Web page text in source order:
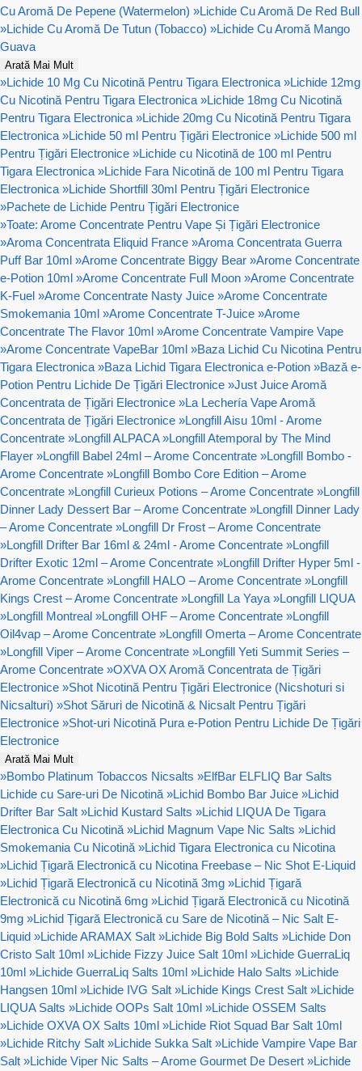
Cu Aromă De Pepene (Watermelon) »Lichide Cu Aromă De Red Bull
»Lichide Cu Aromă De Tutun (Tobacco) »Lichide Cu Aromă Mango
Guava
Arată Mai Mult
»Lichide 10 Mg Cu Nicotină Pentru Tigara Electronica »Lichide 12mg
Cu Nicotină Pentru Tigara Electronica »Lichide 18mg Cu Nicotină
Pentru Tigara Electronica »Lichide 20mg Cu Nicotină Pentru Tigara
Electronica »Lichide 50 ml Pentru Țigări Electronice »Lichide 500 ml
Pentru Țigări Electronice »Lichide cu Nicotină de 100 ml Pentru
Tigara Electronica »Lichide Fara Nicotină de 100 ml Pentru Tigara
Electronica »Lichide Shortfill 30ml Pentru Țigări Electronice
»Pachete de Lichide Pentru Țigări Electronice
»Toate: Arome Concentrate Pentru Vape Și Țigări Electronice
»Aroma Concentrata Eliquid France »Aroma Concentrata Guerra
Puff Bar 10ml »Arome Concentrate Biggy Bear »Arome Concentrate
e-Potion 10ml »Arome Concentrate Full Moon »Arome Concentrate
K-Fuel »Arome Concentrate Nasty Juice »Arome Concentrate
Smokemania 10ml »Arome Concentrate T-Juice »Arome
Concentrate The Flavor 10ml »Arome Concentrate Vampire Vape
»Arome Concentrate VapeBar 10ml »Baza Lichid Cu Nicotina Pentru
Tigara Electronica »Baza Lichid Tigara Electronica e-Potion »Bază e-
Potion Pentru Lichide De Țigări Electronice »Just Juice Aromă
Concentrata de Țigări Electronice »La Lechería Vape Aromă
Concentrata de Țigări Electronice »Longfill Aisu 10ml - Arome
Concentrate »Longfill ALPACA »Longfill Atemporal by The Mind
Flayer »Longfill Babel 24ml – Arome Concentrate »Longfill Bombo -
Arome Concentrate »Longfill Bombo Core Edition – Arome
Concentrate »Longfill Curieux Potions – Arome Concentrate »Longfill
Dinner Lady Dessert Bar – Arome Concentrate »Longfill Dinner Lady
– Arome Concentrate »Longfill Dr Frost – Arome Concentrate
»Longfill Drifter Bar 16ml & 24ml - Arome Concentrate »Longfill
Drifter Exotic 12ml – Arome Concentrate »Longfill Drifter Hyper 5ml -
Arome Concentrate »Longfill HALO – Arome Concentrate »Longfill
Kings Crest – Arome Concentrate »Longfill La Yaya »Longfill LIQUA
»Longfill Montreal »Longfill OHF – Arome Concentrate »Longfill
Oil4vap – Arome Concentrate »Longfill Omerta – Arome Concentrate
»Longfill Viper – Arome Concentrate »Longfill Yeti Summit Series –
Arome Concentrate »OXVA OX Aromă Concentrata de Țigări
Electronice »Shot Nicotină Pentru Țigări Electronice (Nicshoturi si
Nicsalturi) »Shot Săruri de Nicotină & Nicsalt Pentru Țigări
Electronice »Shot-uri Nicotină Pura e-Potion Pentru Lichide De Țigări
Electronice
Arată Mai Mult
»Bombo Platinum Tobaccos Nicsalts »ElfBar ELFLIQ Bar Salts
Lichide cu Sare-uri De Nicotină »Lichid Bombo Bar Juice »Lichid
Drifter Bar Salt »Lichid Kustard Salts »Lichid LIQUA De Tigara
Electronica Cu Nicotină »Lichid Magnum Vape Nic Salts »Lichid
Smokemania Cu Nicotină »Lichid Tigara Electronica cu Nicotina
»Lichid Țigară Electronică cu Nicotina Freebase – Nic Shot E-Liquid
»Lichid Țigară Electronică cu Nicotină 3mg »Lichid Țigară
Electronică cu Nicotină 6mg »Lichid Țigară Electronică cu Nicotină
9mg »Lichid Țigară Electronică cu Sare de Nicotină – Nic Salt E-
Liquid »Lichide ARAMAX Salt »Lichide Big Bold Salts »Lichide Don
Cristo Salt 10ml »Lichide Fizzy Juice Salt 10ml »Lichide GuerraLiq
10ml »Lichide GuerraLiq Salts 10ml »Lichide Halo Salts »Lichide
Hangsen 10ml »Lichide IVG Salt »Lichide Kings Crest Salt »Lichide
LIQUA Salts »Lichide OOPs Salt 10ml »Lichide OSSEM Salts
»Lichide OXVA OX Salts 10ml »Lichide Riot Squad Bar Salt 10ml
»Lichide Ritchy Salt »Lichide Sukka Salt »Lichide Vampire Vape Bar
Salt »Lichide Viper Nic Salts – Arome Gourmet De Desert »Lichide